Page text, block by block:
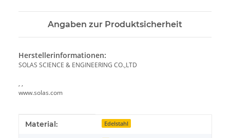
Angaben zur Produktsicherheit
Herstellerinformationen:
SOLAS SCIENCE & ENGINEERING CO.,LTD
, ,
www.solas.com
Produkteigenschaft
Wert
Material: Edelstahl